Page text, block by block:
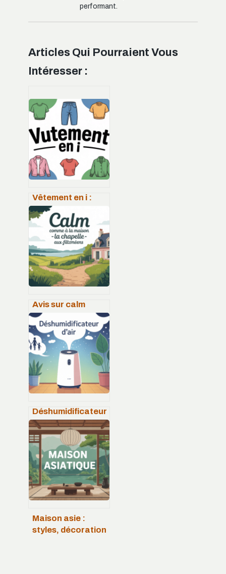
performant.
Articles Qui Pourraient Vous
Intéresser :
Vêtement en i :
liste complète,
idées de style et
exemples
tendance
Avis sur calm
comme à la
maison la
chapelle-aux-
filtzméens : ce
qu’il faut vraiment
savoir
Déshumidificateur
d’air danger : ce
qu’il faut vraiment
savoir
Maison asie :
styles, décoration